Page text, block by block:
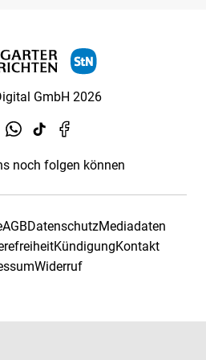
GmbH 2026
noch folgen können
AGBDatenschutzMediadaten
KündigungKontakt
Widerruf